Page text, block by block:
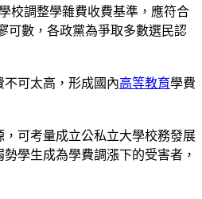
校調整學雜費收費基準，應符合
可數，各政黨為爭取多數選民認
可太高，形成國內高等教育學費
可考量成立公私立大學校務發展
學生成為學費調漲下的受害者，